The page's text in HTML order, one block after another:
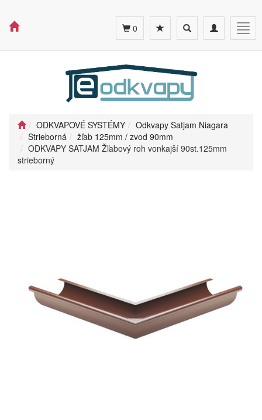
Toggle
navigation
Toggle
search
0
ODKVAPOVÉ SYSTÉMY
Odkvapy Satjam Niagara
Strieborná
žľab 125mm / zvod 90mm
ODKVAPY SATJAM Žľabový roh vonkajší 90st.125mm
strieborný